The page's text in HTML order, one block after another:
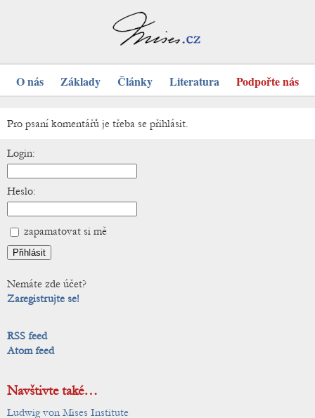
O nás Základy Články Literatura Podpořte nás
Pro psaní komentářů je třeba se přihlásit.
Login:
Heslo:
zapamatovat si mě
Nemáte zde účet?
Zaregistrujte se!
RSS feed
Atom feed
Navštivte také…
Ludwig von Mises Institute